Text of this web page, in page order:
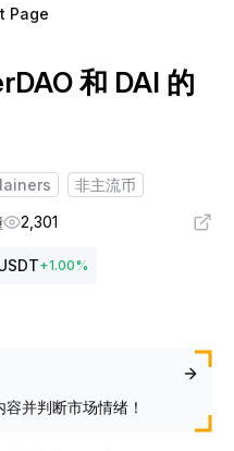
Page
和 DAI 的
非主流币
2,301
+1.00%
并判断市场情绪！